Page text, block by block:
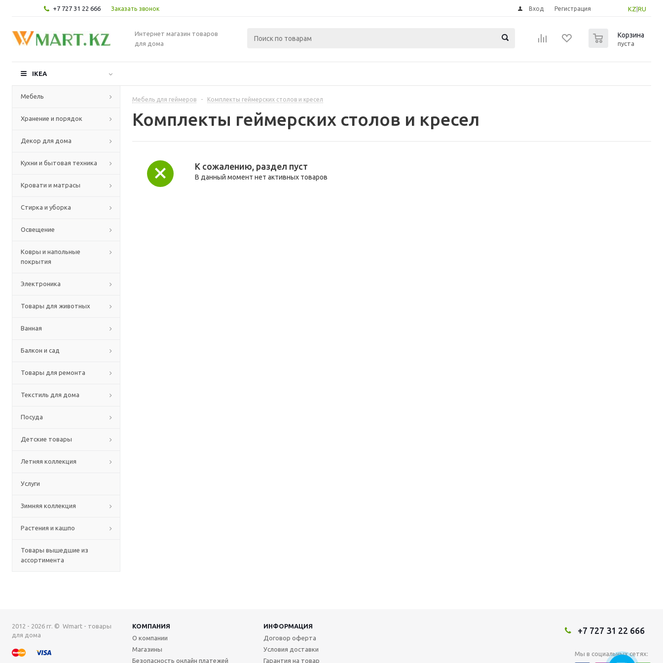
+7 727 31 22 666 Заказать звонок KZ RU
Вход Регистрация
Интернет магазин товаров
для дома
Корзина
пуста
IKEA
Мебель
Хранение и порядок
Декор для дома
Кухни и бытовая техника
Кровати и матрасы
Стирка и уборка
Освещение
Ковры и напольные
покрытия
Электроника
Товары для животных
Ванная
Балкон и сад
Товары для ремонта
Текстиль для дома
Посуда
Детские товары
Летняя коллекция
Услуги
Зимняя коллекция
Растения и кашпо
Товары вышедшие из
ассортимента
Мебель для геймеров - Комплекты геймерских столов и кресел
Комплекты геймерских столов и кресел
К сожалению, раздел пуст
В данный момент нет активных товаров
2012 - 2026 гг. © Wmart - товары
для дома
КОМПАНИЯ
ИНФОРМАЦИЯ
О компании
Магазины
Безопасность онлайн платежей
Договор оферта
Условия доставки
Гарантия на товар
+7 727 31 22 666
Мы в социальных сетях: